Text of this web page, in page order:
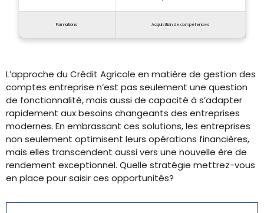
Formations Acquisition de compétences
L’approche du Crédit Agricole en matière de gestion des
comptes entreprise n’est pas seulement une question
de fonctionnalité, mais aussi de capacité à s’adapter
rapidement aux besoins changeants des entreprises
modernes. En embrassant ces solutions, les entreprises
non seulement optimisent leurs opérations financières,
mais elles transcendent aussi vers une nouvelle ère de
rendement exceptionnel. Quelle stratégie mettrez-vous
en place pour saisir ces opportunités?